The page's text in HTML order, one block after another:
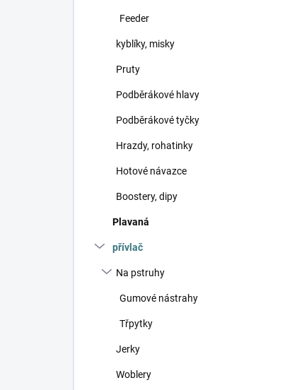
Feeder
kyblíky, misky
Pruty
Podběrákové hlavy
Podběrákové tyčky
Hrazdy, rohatinky
Hotové návazce
Boostery, dipy
Plavaná
přívlač
Na pstruhy
Gumové nástrahy
Třpytky
Jerky
Woblery